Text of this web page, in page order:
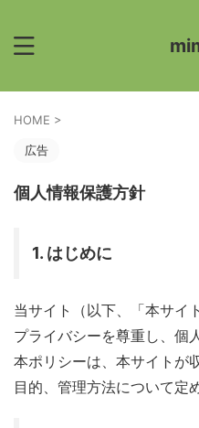
HOME >
広告
個人情報保護方針
1. はじめに
当サイト（以下、「本サイ
プライバシーを尊重し、個
本ポリシーは、本サイトが
目的、管理方法について定